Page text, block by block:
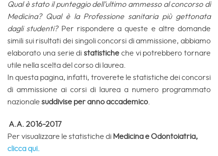
Qual è stato il punteggio dell’ultimo ammesso al concorso di
Medicina? Qual è la Professione sanitaria più gettonata
dagli studenti? Per rispondere a queste e altre domande
simili sui risultati dei singoli concorsi di ammissione, abbiamo
elaborato una serie di statistiche che vi potrebbero tornare
utile nella scelta del corso di laurea.
In questa pagina, infatti, troverete le statistiche dei concorsi
di ammissione ai corsi di laurea a numero programmato
nazionale suddivise per anno accademico
A.A. 2016-2017
Per visualizzare le statistiche di Medicinae Odontoiatria,
clicca qui.